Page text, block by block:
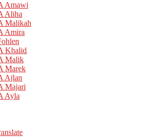
Amawi
Aliha
Malikah
Amira
Khalid
Malik
Marek
Ajlan
Majari
Ayla